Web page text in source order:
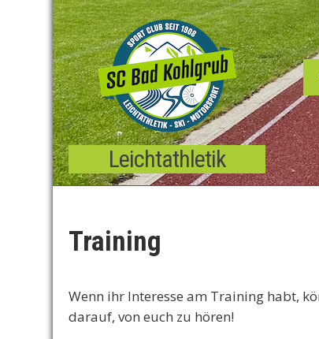
Leichtathletik
Training
Wenn ihr Interesse am Training habt,
darauf, von euch zu hören!